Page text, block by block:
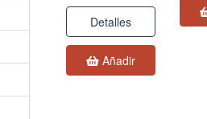
Detalles
Añadir